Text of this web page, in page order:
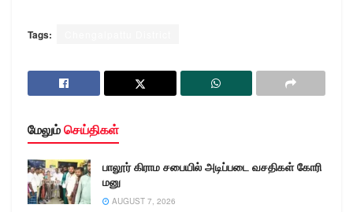
Tags:
மேலும்செய்திகள்
பாலூர் கிராம சபையில் அடிப்படை வசதிகள் கோரி
மனு
AUGUST 7, 2026